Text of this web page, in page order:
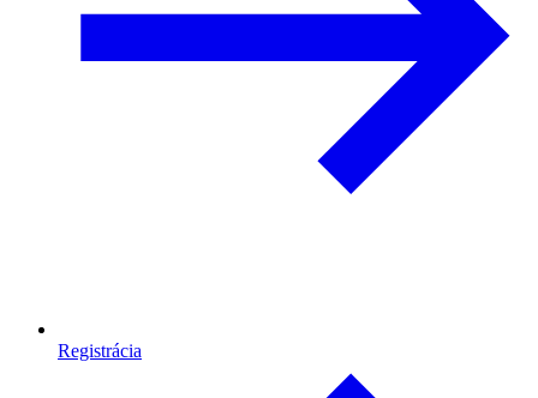
Registrácia